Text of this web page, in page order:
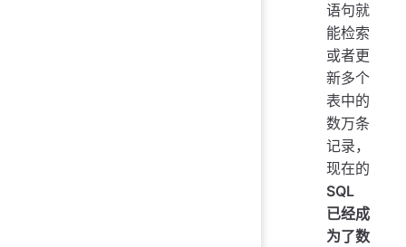
语句就
能检索
或者更
新多个
表中的
数万条
记录，
现在的
SQL
已经成
为了数